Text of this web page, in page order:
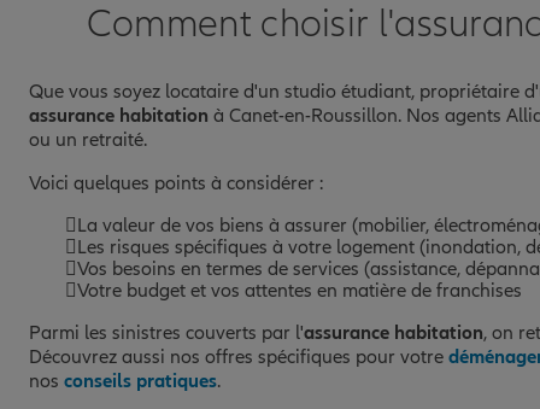
Comment choisir
Que vous soyez locataire d'un studio étudiant, propriétaire
assurance habitation à Canet-en-Roussillon. Nos agents
ou un retraité.
Voici quelques points à considérer :
La valeur de vos biens à assurer (mobilier,
Les risques spécifiques à votre logement (inondation,
Vos besoins en termes de services (assistance,
Votre budget et vos attentes en matière de franchises
Parmi les sinistres couverts par l'assurance habitation, on
Découvrez aussi nos offres spécifiques pour votre
nos conseils pratiques.